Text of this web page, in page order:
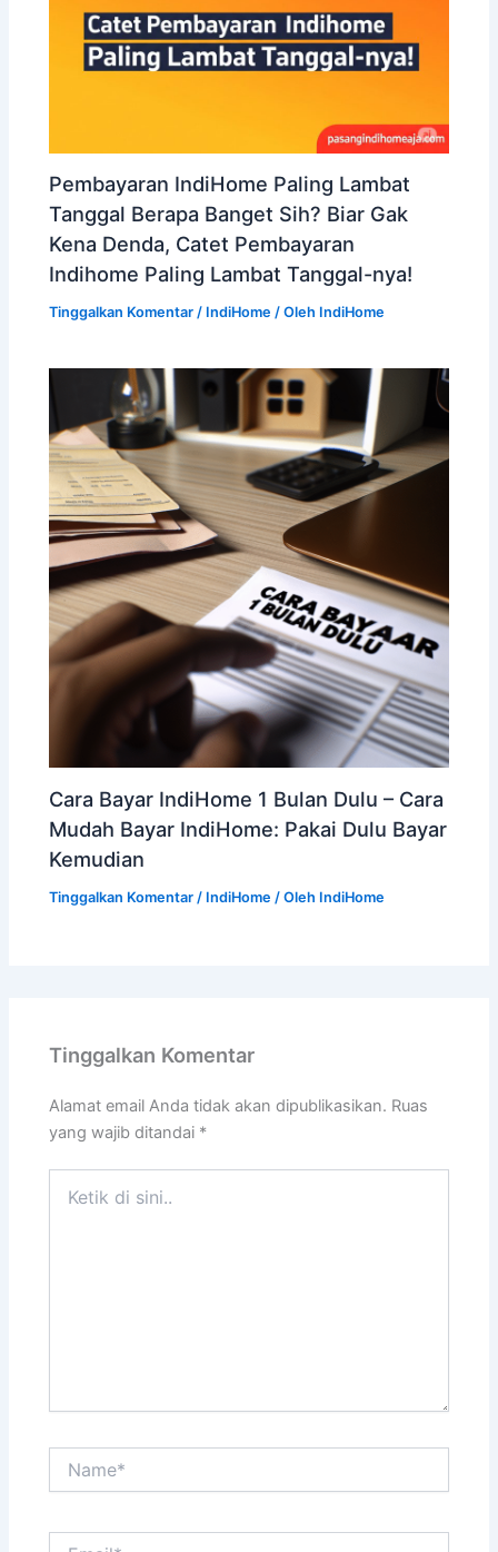
Pembayaran IndiHome Paling Lambat
Tanggal Berapa Banget Sih? Biar Gak
Kena Denda, Catet Pembayaran
Indihome Paling Lambat Tanggal-nya!
Tinggalkan Komentar / IndiHome / Oleh IndiHome
Cara Bayar IndiHome 1 Bulan Dulu – Cara
Mudah Bayar IndiHome: Pakai Dulu Bayar
Kemudian
Tinggalkan Komentar / IndiHome / Oleh IndiHome
Tinggalkan Komentar
Alamat email Anda tidak akan dipublikasikan. Ruas
yang wajib ditandai *